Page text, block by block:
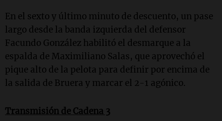
En el sexto y último minuto de descuento, un pase
largo desde la banda izquierda del defensor
Facundo González habilitó el desmarque a la
espalda de Maximiliano Salas, que aprovechó el
pique alto de la pelota para definir por encima de
la salida de Bruera y marcar el 2-1 agónico.
Transmisión de Cadena 3